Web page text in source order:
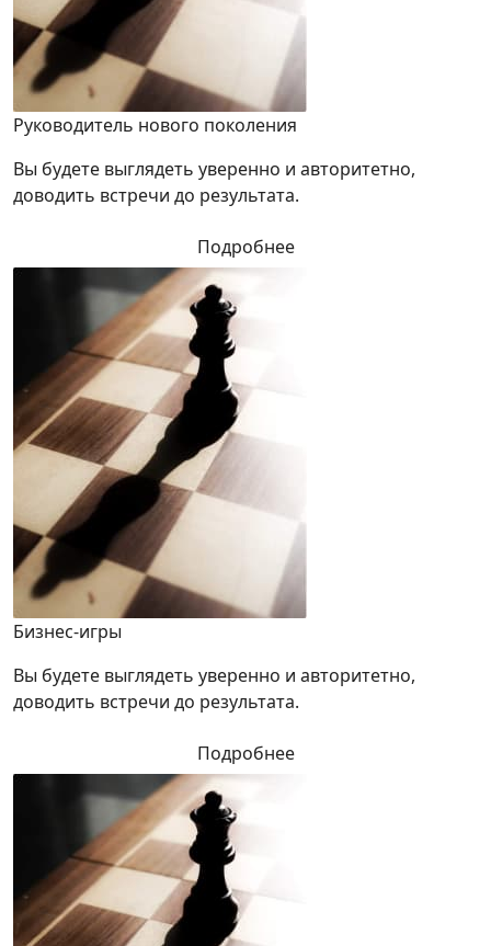
Руководитель нового поколения
Вы будете выглядеть уверенно и авторитетно,
доводить встречи до результата.
Подробнее
Бизнес-игры
Вы будете выглядеть уверенно и авторитетно,
доводить встречи до результата.
Подробнее